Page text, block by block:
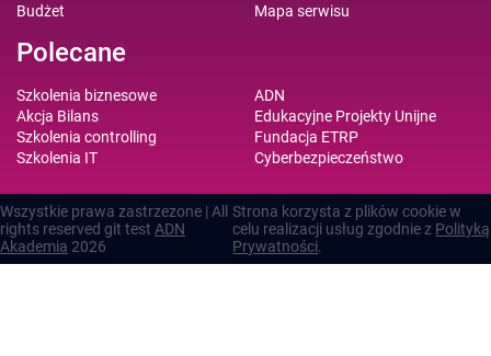
Budżet
Mapa serwisu
Polecane
Szkolenia biznesowe
Akcja Bilans
Szkolenia controlling
Szkolenia IT
ADN
Edukacyjne Projekty Unijne
Fundacja ETRP
Cyberbezpieczeństwo
Wszystkie prawa zastrzezone | All
rights reserved git test ADN
Akademia 2026
Strona korzysta z plików cookie w
celu realizacji usług zgodnie z Polityką
Prywatności.